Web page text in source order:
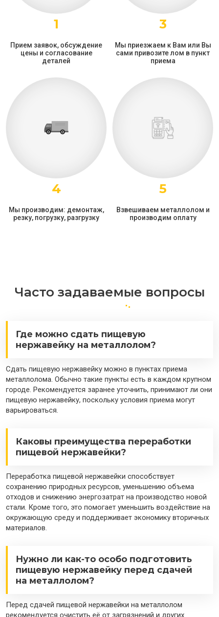
1
Прием заявок, обсуждение
цены и согласование
деталей
3
Мы приезжаем к Вам или Вы
сами привозите лом в пункт
приема
4
Мы производим: демонтаж,
резку, погрузку, разгрузку
5
Взвешиваем металлолом и
производим оплату
Часто задаваемые вопросы
Где можно сдать пищевую
нержавейку на металлолом?
Сдать пищевую нержавейку можно в пунктах приема
металлолома. Обычно такие пункты есть в каждом крупном
городе. Рекомендуется заранее уточнить, принимают ли они
пищевую нержавейку, поскольку условия приема могут
варьироваться.
Каковы преимущества переработки
пищевой нержавейки?
Переработка пищевой нержавейки способствует
сохранению природных ресурсов, уменьшению объема
отходов и снижению энергозатрат на производство новой
стали. Кроме того, это помогает уменьшить воздействие на
окружающую среду и поддерживает экономику вторичных
материалов.
Нужно ли как-то особо подготовить
пищевую нержавейку перед сдачей
на металлолом?
Перед сдачей пищевой нержавейки на металлолом
рекомендуется очистить её от загрязнений и других